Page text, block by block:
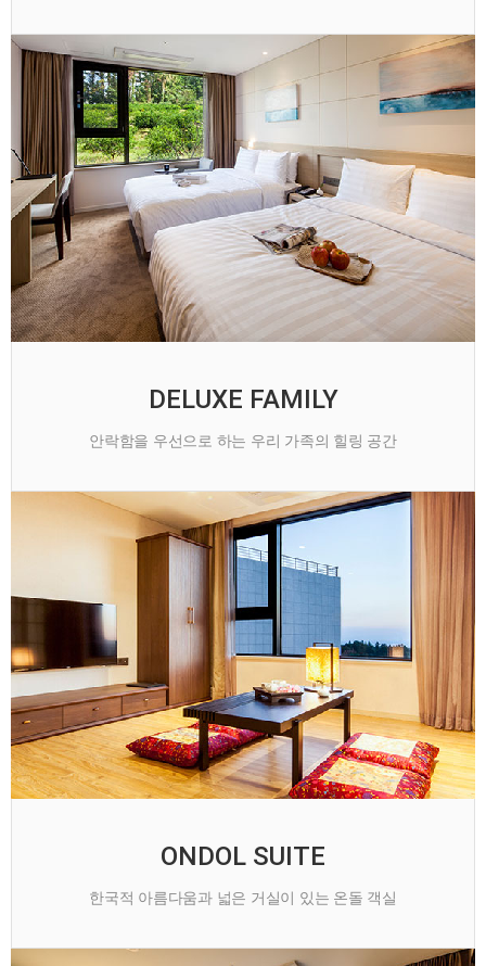
DELUXE FAMILY
안락함을 우선으로 하는 우리 가족의 힐링 공간
ONDOL SUITE
한국적 아름다움과 넓은 거실이 있는 온돌 객실